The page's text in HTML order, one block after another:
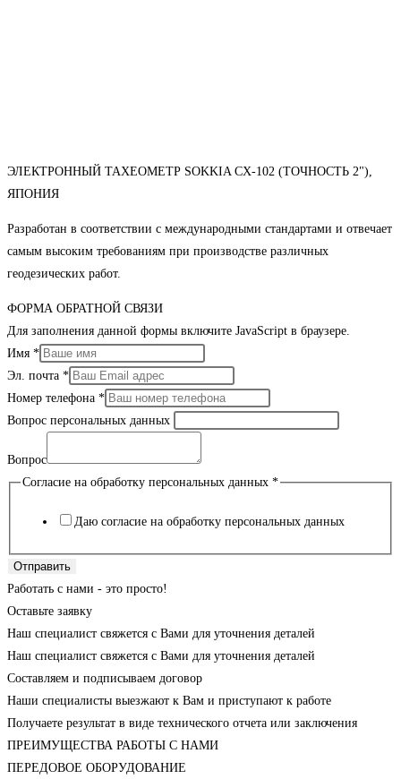
ЭЛЕКТРОННЫЙ ТАХЕОМЕТР SOKKIA CX-102 (ТОЧНОСТЬ 2"),
ЯПОНИЯ
Разработан в соответствии с международными стандартами и отвечает
самым высоким требованиям при производстве различных
геодезических работ.
ФОРМА ОБРАТНОЙ СВЯЗИ
Для заполнения данной формы включите JavaScript в браузере.
Имя *
Эл. почта *
Номер телефона *
Вопрос персональных данных
Вопрос
Согласие на обработку персональных данных *
Даю согласие на обработку персональных данных
Отправить
Работать с нами - это просто!
Оставьте заявку
Наш специалист свяжется с Вами для уточнения деталей
Наш специалист свяжется с Вами для уточнения деталей
Составляем и подписываем договор
Наши специалисты выезжают к Вам и приступают к работе
Получаете результат в виде технического отчета или заключения
ПРЕИМУЩЕСТВА РАБОТЫ С НАМИ
ПЕРЕДОВОЕ ОБОРУДОВАНИЕ